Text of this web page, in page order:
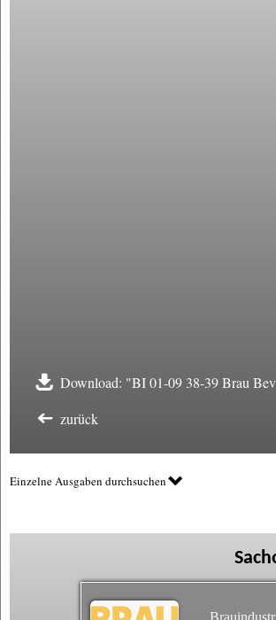
Download: "BI 01-09 38-39 Brau
zurück
Einzelne Ausgaben durchsuchen